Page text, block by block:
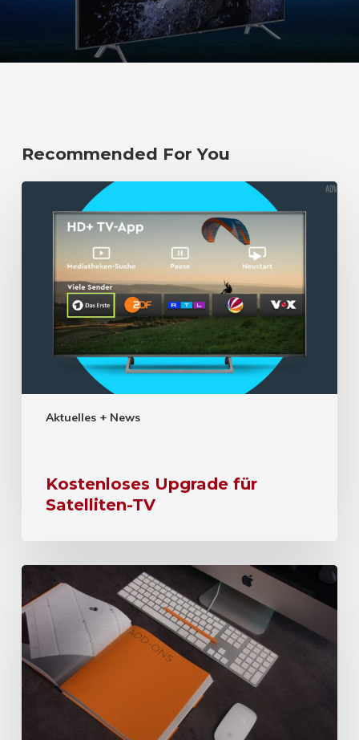
Recommended For You
Aktuelles + News
Kostenloses Upgrade für
Satelliten-TV